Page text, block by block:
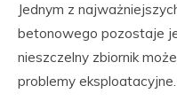
Jednym z
betonowego pozostaje
nieszczelny zbiornik
problemy eksploatacyjne.